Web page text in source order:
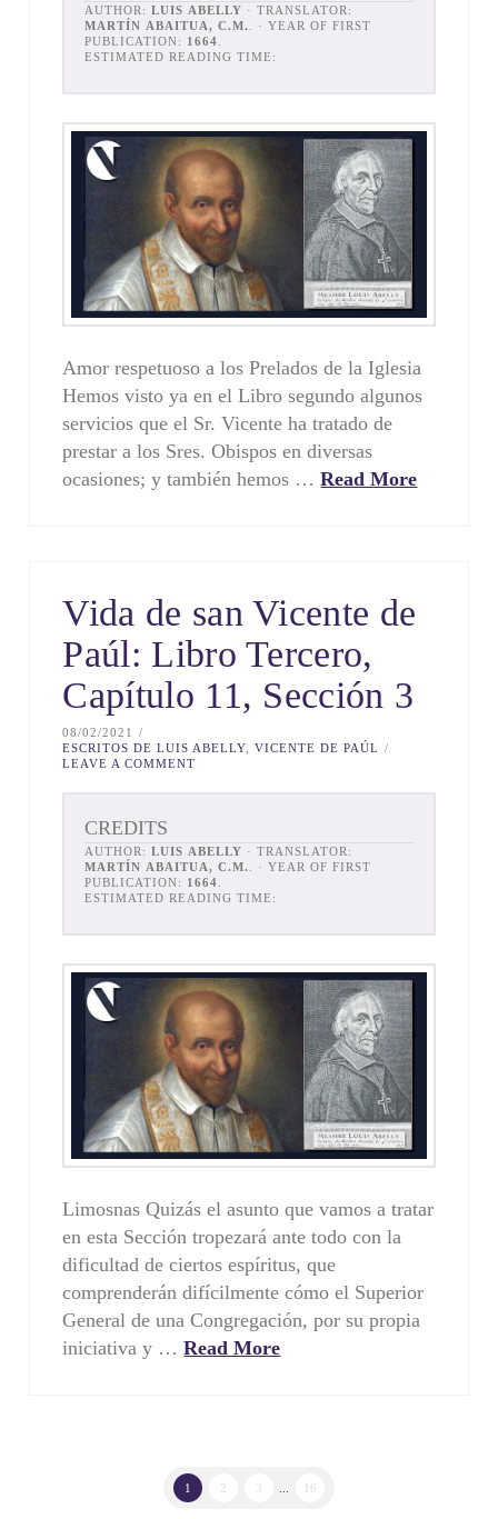
AUTHOR:LUIS ABELLY · TRANSLATOR:
MARTÍN ABAITUA, C.M.
. · YEAR OF FIRST
PUBLICATION: 1664
ESTIMATED READING TIME:
Amor respetuoso a los Prelados de la Iglesia
Hemos visto ya en el Libro segundo algunos
servicios que el Sr. Vicente ha tratado de
prestar a los Sres. Obispos en diversas
ocasiones; y también hemos …Read More
Vida de san Vicente de
Paúl: Libro Tercero,
Capítulo 11, Sección 3
08/02/2021
ESCRITOS DE LUIS ABELLY ,VICENTE DE PAÚL
LEAVE A COMMENT
CREDITS
AUTHOR:LUIS ABELLY · TRANSLATOR:
MARTÍN ABAITUA, C.M.
. · YEAR OF FIRST
PUBLICATION: 1664
ESTIMATED READING TIME:
Limosnas Quizás el asunto que vamos a tratar
en esta Sección tropezará ante todo con la
dificultad de ciertos espíritus, que
comprenderán difícilmente cómo el Superior
General de una Congregación, por su propia
iniciativa y …Read More
1 3 16